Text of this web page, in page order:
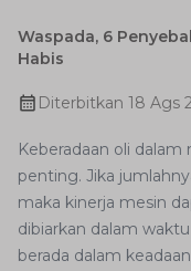
Waspada, 6
Habis
Diterbitkan 18 Ags
Keberadaan oli
penting. Jika
maka kinerja mesin
dibiarkan dalam
berada dalam